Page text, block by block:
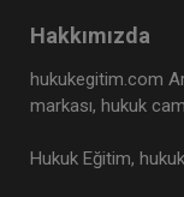
Hakkımızda
hukukegitim.com
markası, hukuk
Hukuk Eğitim,